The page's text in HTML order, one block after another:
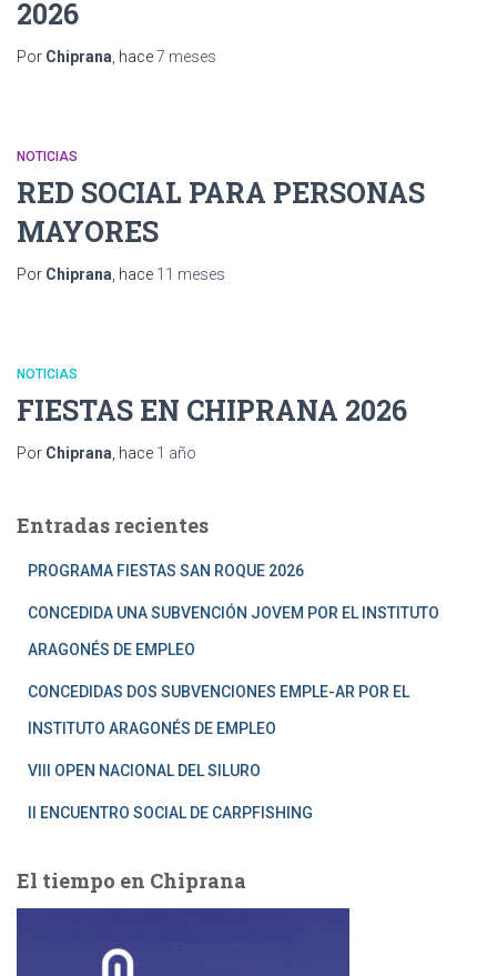
2026
Por Chiprana , hace7 meses
NOTICIAS
RED SOCIAL PARA PERSONAS
MAYORES
Por Chiprana , hace 11 meses
NOTICIAS
FIESTAS EN CHIPRANA 2026
Por Chiprana , hace 1 año
Entradas recientes
PROGRAMA FIESTAS SAN ROQUE 2026
CONCEDIDA UNA SUBVENCIÓN JOVEM POR EL INSTITUTO
ARAGONÉS DE EMPLEO
CONCEDIDAS DOS SUBVENCIONES EMPLE-AR POR EL
INSTITUTO ARAGONÉS DE EMPLEO
VIII OPEN NACIONAL DEL SILURO
II ENCUENTRO SOCIAL DE CARPFISHING
El tiempo en Chiprana